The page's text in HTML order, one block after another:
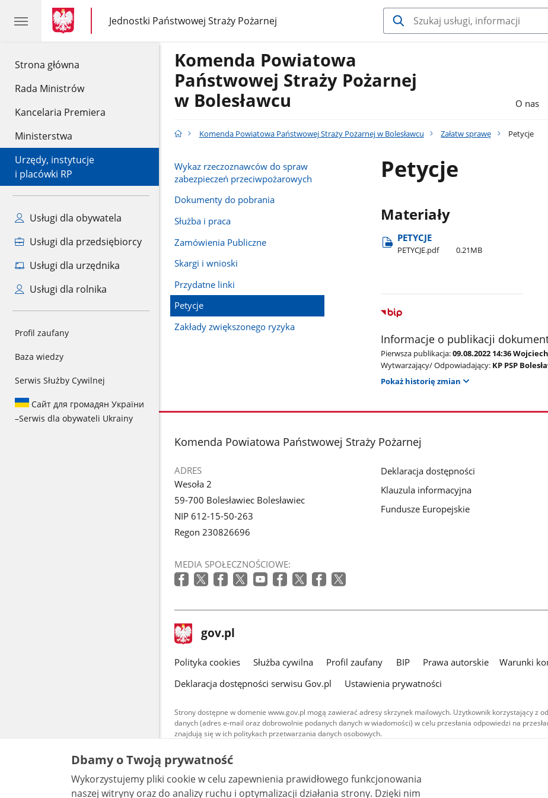
Strona główna
Rada Ministrów
Kancelaria Premiera
Ministerstwa
Urzędy, instytucje
i placówki RP
Usługi dla obywatela
Usługi dla przedsiębiorcy
Usługi dla urzędnika
Usługi dla rolnika
Profil zaufany
Baza wiedzy
Serwis Służby Cywilnej
Сайт для громадян України
–Serwis dla obywateli Ukrainy
gov.pl
gov.pl
Jednostki Państwowej Straży Pożarnej
gov.pl
Jednostki
Państwowej
Komenda Powiatowa
Państwowej Straży Pożarnej
w Bolesławcu
O nas
Komenda Powiatowa Państwowej Straży Pożarnej w Bolesławcu Załatw sprawę Petycje
Wykaz rzeczoznawców do spraw
zabezpieczeń przeciwpożarowych
Dokumenty do pobrania
Służba i praca
Zamówienia Publiczne
Skargi i wnioski
Przydatne linki
Petycje
Zakłady zwiększonego ryzyka
Petycje
Materiały
PETYCJE
PETYCJE.pdf 0.21MB
Informacje o publikacji
Pierwsza publikacja:09.08.2022 14:36
Wytwarzający/ Odpowiadający: KP PSP
Pokaż historię zmian
stopka
Komenda Powiatowa Państwowej Straży Pożarnej
ADRES
Wesoła 2
59-700 Bolesławiec Bolesławiec
NIP 612-15-50-263
Regon 230826696
MEDIA SPOŁECZNOŚCIOWE:
Deklaracja dostępności
Klauzula informacyjna
Fundusze Europejskie
stopka
gov.pl Strona
gov.pl
gov.pl
Polityka cookies Służba cywilna Profil zaufany BIP Prawa autorskie Warunki
Deklaracja dostępności serwisu Gov.pl
Ustawienia prywatności
Strony dostępne w domenie www.gov.pl mogą zawierać adresy skrzynek mailowych. Użytkownik korzystający z
danych (adres e-mail oraz dobrowolnie podanych danych w wiadomości) w celu przesłania odpowiedzi na
znajdują się w ich politykach przetwarzania danych osobowych.
Treści tekstowe publikowane w serwisie (z wyłączeniem treści audiowizualnych), są
udostępniane na licencji typu Creative Commons: uznanie autorstwa - na tych samych
warunkach 4.0 (CC BY-SA 4.0). Materiały audiowizualne, w tym zdjęcia, materiały audio i wideo,
są udostępniane na licencji typu Creative Commons: uznanie autorstwa użycie niekomercyjne -
bez utworów zależnych 4.0 (CC BY-NC-ND 4.0), o ile nie jest to stwierdzone inaczej.
Dbamy o Twoją prywatność
Wykorzystujemy pliki cookie w celu zapewnienia prawidłowego funkcjonowania
naszej witryny oraz do analizy ruchu i optymalizacji działania strony. Dzięki nim